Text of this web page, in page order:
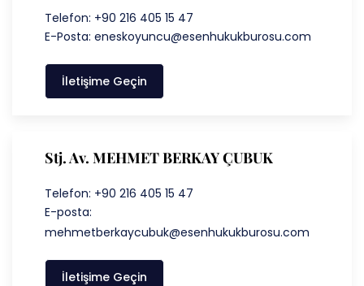
Telefon: +90 216 405 15 47
E-Posta: eneskoyuncu@esenhukukburosu.com
İletişime Geçin
Stj. Av. MEHMET BERKAY ÇUBUK
Telefon: +90 216 405 15 47
E-posta:
mehmetberkaycubuk@esenhukukburosu.com
İletişime Geçin